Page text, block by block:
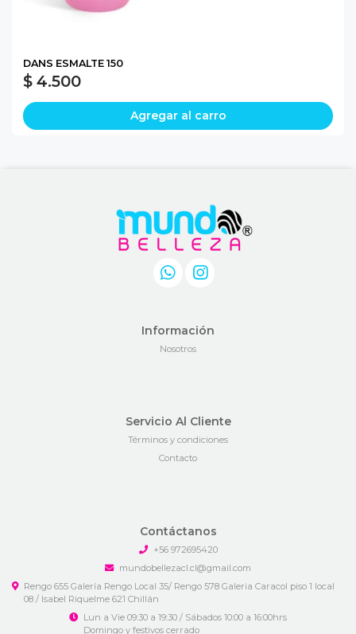
DANS ESMALTE 150
$ 4.500
Agregar al carro
Información
Nosotros
Servicio Al Cliente
Términos y condiciones
Contacto
Contáctanos
+56 972695420
mundobellezacl.cl@gmail.com
Rengo 655 Galería Rengo Local 35/ Rengo 578 Galeria Caracol piso 1 local
08 / Isabel Riquelme 621 Chillán
Lun a Vie 09:30 a 19:30 / Sábados 10:00 a 16:00hrs
Domingo y festivos cerrado